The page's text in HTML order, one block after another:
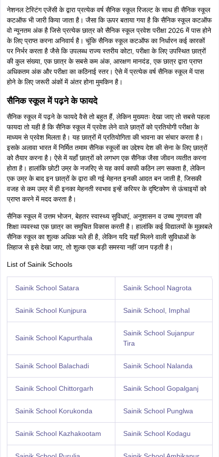
नेशनल टेस्टिंग एजेंसी के द्वारा प्रत्येक वर्ष सैनिक स्कूल रिजल्ट के साथ ही सैनिक स्कूल
कटऑफ भी जारी किया जाता है। जैसा कि ऊपर बताया गया है कि सैनिक स्कूल कटऑफ
वो न्यूनतम अंक है जिसे प्रत्येक छात्र को सैनिक स्कूल प्रवेश परीक्षा 2026 में पास होने
के लिए प्राप्त करना अनिवार्य है। चूंकि सैनिक स्कूल कटऑफ का निर्धारन कई कारकों
पर निर्भर करता है जैसे कि उपलब्ध राज्य स्तरीय कोटा, परीक्षा के लिए उपस्थित छात्रों
की कुल संख्या, एक छात्र के सबसे कम अंक, आरक्षण मानदंड, एक छात्र द्वारा प्राप्त
अधिकतम अंक और परीक्षा का कठिनाई स्तर। ऐसे में प्रत्येक वर्ष सैनिक स्कूल में पास
होने के लिए जरूरी अंकों में अंतर होना मुमकिन है।
सैनिक स्कूल में पढ़ने के फायदे
सैनिक स्कूल में पढ़ने के फायदेवैसे तो बहुत हैं, लेकिन मुख्यतः देखा जाए तो सबसे पहला
फायदा तो यही है कि सैनिक स्कूल में प्रवेश लेने वाले छात्रों को प्रतियोगी परीक्षा के
माध्यम से प्रवेश मिलता है। यह छात्रों में प्रतियोगिता की भावना का संचार करता है।
इसके अलावा भारत में निर्मित तमाम सैनिक स्कूलों का उद्देश्य देश की सेना के लिए छात्रों
को तैयार करना है। ऐसे में यहाँ छात्रों को लगभग एक सैनिक जैसा जीवन व्यतीत करना
होता है। हालांकि छोटी उम्र के नजरिए से यह कार्य काफी कठिन लग सकता है, लेकिन
एक उम्र के बाद इन छात्रों के द्वारा की गई मेहनत इनकी आदत बन जाती है, जिसकी
वजह से कम उम्र में ही इनका मेहनती स्वभाव इन्हें करियर के दृष्टिकोण से ऊंचाइयों को
प्राप्त करने में मदद करता है।
सैनिक स्कूल में उत्तम भोजन, बेहतर स्वास्थ्य सुविधाएं, अनुशासन व उच्च गुणवत्ता की
शिक्षा व्यवस्था एक छात्र का समुचित विकास करती है। हालांकि कई विद्यालयों के मुक़ाबले
सैनिक स्कूल का शुल्क अधिक भले ही है, लेकिन यदि यहाँ मिलने वाली सुविधाओं के
लिहाज से इसे देखा जाए, तो शुल्क एक बड़ी समस्या नहीं जान पड़ती है।
List of Sainik Schools
Sainik School Satara Sainik School Nagrota
Sainik School Kunjpura Sainik School, Imphal
Sainik School Kapurthala
Sainik School Sujanpur
Tira
Sainik School Balachadi Sainik School Nalanda
Sainik School Chittorgarh Sainik School Gopalganj
Sainik School Korukonda Sainik School Punglwa
Sainik School Kazhakootam Sainik School Kodagu